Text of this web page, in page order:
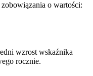
zobowiązania o wartości:
wzrost wskaźnika
rocznie.